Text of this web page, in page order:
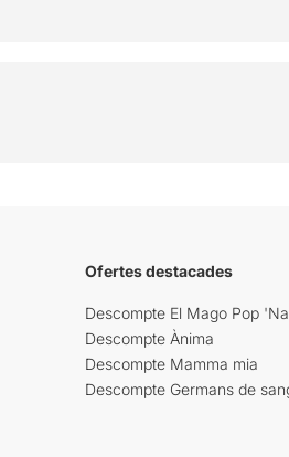
Ofertes destacades
Descompte El Mago Pop
Descompte Ànima
Descompte Mamma mia
Descompte Germans de